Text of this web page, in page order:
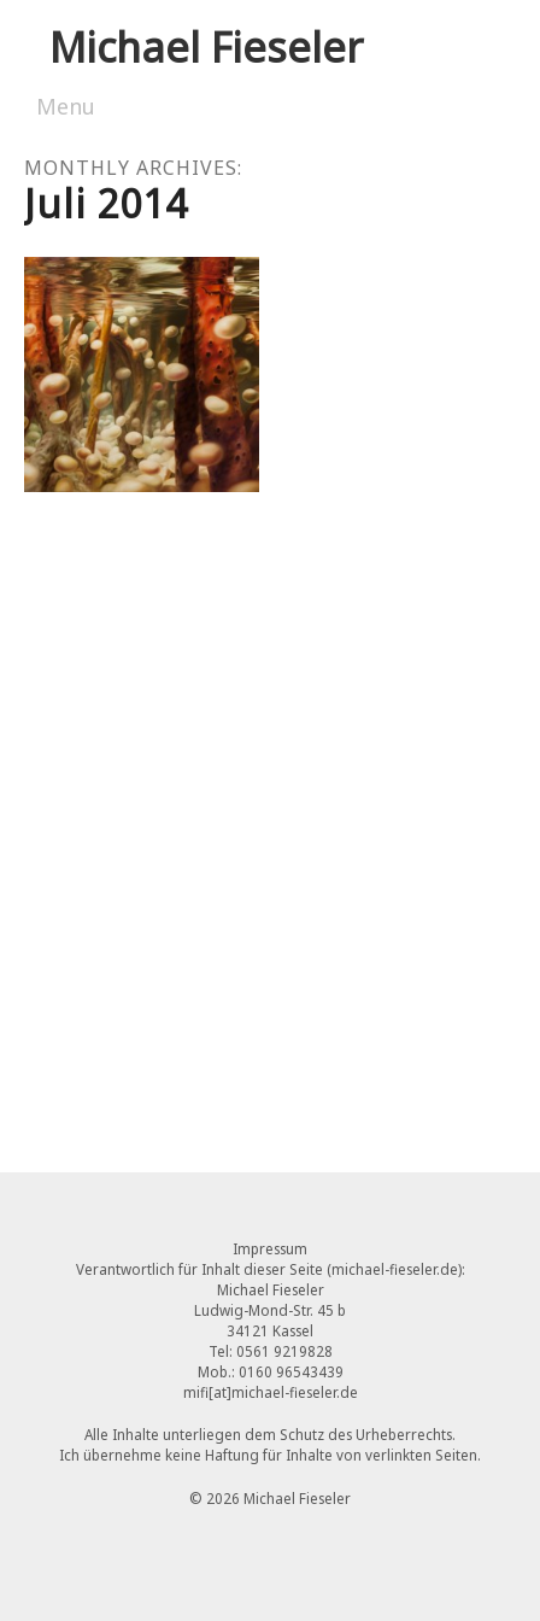
Michael Fieseler
Menu
MONTHLY ARCHIVES:
Juli 2014
Impressum
Verantwortlich für Inhalt dieser Seite (michael-fieseler.de):
Michael Fieseler
Ludwig-Mond-Str. 45 b
34121 Kassel
Tel: 0561 9219828
Mob.: 0160 96543439
mifi[at]michael-fieseler.de
Alle Inhalte unterliegen dem Schutz des Urheberrechts.
Ich übernehme keine Haftung für Inhalte von verlinkten Seiten.
© 2026 Michael Fieseler